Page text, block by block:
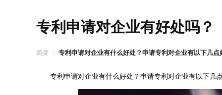
专利申请对企业有好处吗？
简要 ： 专利申请对企业有什么好处？申请专利对企业有以下几点
专利申请对企业有什么好处？申请专利对企业有以下几